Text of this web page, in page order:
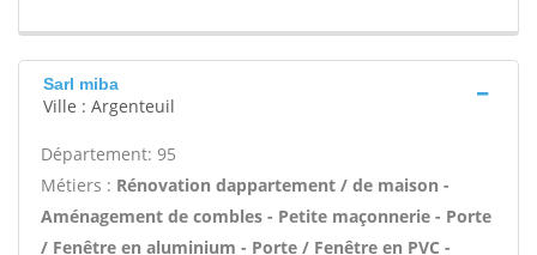
Sarl miba
Ville : Argenteuil
Département: 95
Métiers : Rénovation dappartement / de maison -
Aménagement de combles - Petite maçonnerie - Porte
/ Fenêtre en aluminium - Porte / Fenêtre en PVC -